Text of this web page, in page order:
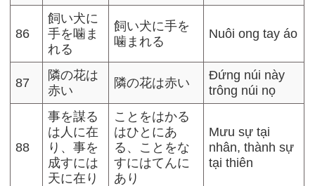
86
飼い犬に
手を噛ま
れる
飼い犬に手を
噛まれる
Nuôi ong tay áo
87
隣の花は
赤い
隣の花は赤い
Đứng núi này
trông núi nọ
88
事を謀る
は人に在
り、事を
成すには
天に在り
ことをはかる
はひとにあ
る、ことをな
すにはてんに
あり
Mưu sự tại
nhân, thành sự
tại thiên